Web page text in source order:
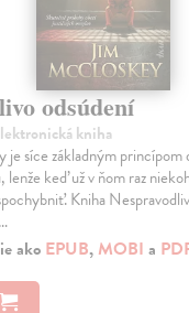
odsúdení
kniha
je síce základným
lenže keď už v ňom raz
Kniha
ako EPUB, MOBI a